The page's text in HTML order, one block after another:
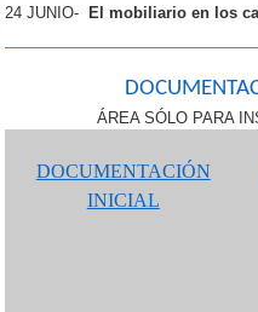
24 JUNIO- El mobiliario en los
ÁREA SÓLO PARA
DOCUMENTACIÓN
INICIAL